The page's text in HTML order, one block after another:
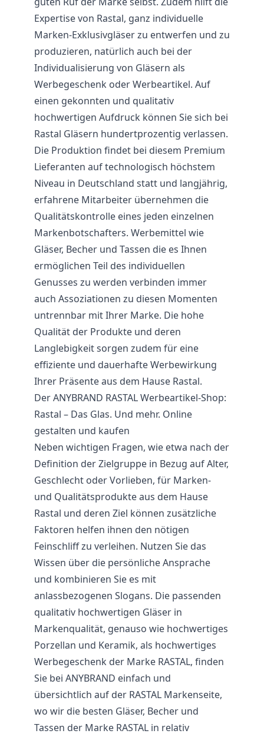
Expertise von Rastal, ganz individuelle
Marken-Exklusivgläser zu entwerfen und zu
produzieren, natürlich auch bei der
Individualisierung von Gläsern als
Werbegeschenk oder Werbeartikel. Auf
einen gekonnten und qualitativ
hochwertigen Aufdruck können Sie sich bei
Rastal Gläsern hundertprozentig verlassen.
Die Produktion findet bei diesem Premium
Lieferanten auf technologisch höchstem
Niveau in Deutschland statt und langjährig,
erfahrene Mitarbeiter übernehmen die
Qualitätskontrolle eines jeden einzelnen
Markenbotschafters. Werbemittel wie
Gläser, Becher und Tassen die es Ihnen
ermöglichen Teil des individuellen
Genusses zu werden verbinden immer
auch Assoziationen zu diesen Momenten
untrennbar mit Ihrer Marke. Die hohe
Qualität der Produkte und deren
Langlebigkeit sorgen zudem für eine
effiziente und dauerhafte Werbewirkung
Ihrer Präsente aus dem Hause Rastal.
Der ANYBRAND RASTAL Werbeartikel-Shop:
Rastal – Das Glas. Und mehr. Online
gestalten und kaufen
Neben wichtigen Fragen, wie etwa nach der
Definition der Zielgruppe in Bezug auf Alter,
Geschlecht oder Vorlieben, für Marken-
und Qualitätsprodukte aus dem Hause
Rastal und deren Ziel können zusätzliche
Faktoren helfen ihnen den nötigen
Feinschliff zu verleihen. Nutzen Sie das
Wissen über die persönliche Ansprache
und kombinieren Sie es mit
anlassbezogenen Slogans. Die passenden
qualitativ hochwertigen Gläser in
Markenqualität, genauso wie hochwertiges
Porzellan und Keramik, als hochwertiges
Werbegeschenk der Marke RASTAL, finden
Sie bei ANYBRAND einfach und
übersichtlich auf der RASTAL Markenseite,
wo wir die besten Gläser, Becher und
Tassen der Marke RASTAL in relativ